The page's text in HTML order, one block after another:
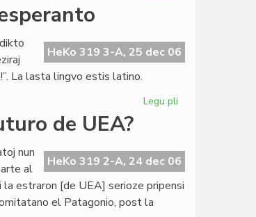
jarkolekto
de
HeKo 319 3-A, 25 dec 06
La lasta lingvo estis latino.
Legu pli
bondeziris
en
esperanto
de UEA?
HeKo 319 2-A, 24 dec 06
nun
al
la estraron [de UEA] serioze pripensi
el Patagonio, post la